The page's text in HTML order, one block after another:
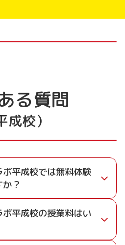
る質問
成校）
平成校では無料体験
？
、夏休み、冬休みの講習では
無料体験」授業を受けていただ
個別指導塾 プラボ 平成校の
平成校の授業料はい